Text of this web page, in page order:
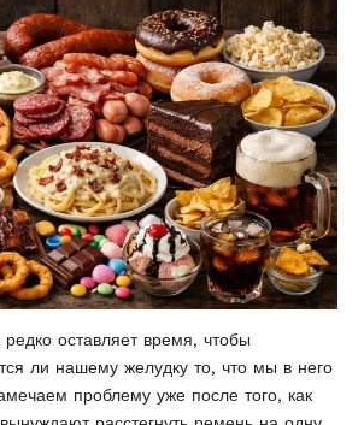
оставляет время, чтобы
ли нашему желудку то, что мы в него
проблему уже после того, как